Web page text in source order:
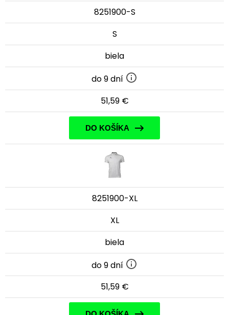
8251900-S
S
biela
do 9 dní
51,59 €
DO KOŠÍKA
8251900-XL
XL
biela
do 9 dní
51,59 €